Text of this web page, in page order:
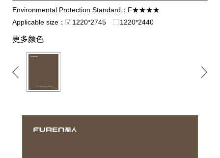
Environmental Protection Standard：F★★★★
Applicable size：
1220*2745 1220*2440
更多颜色